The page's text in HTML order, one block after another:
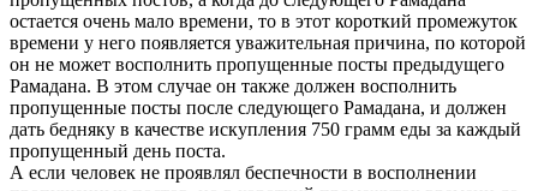
остается очень мало времени, то в этот короткий промежуток
времени у него появляется уважительная причина, по которой
он не может восполнить пропущенные посты предыдущего
Рамадана. В этом случае он также должен восполнить
пропущенные посты после следующего Рамадана, и должен
дать бедняку в качестве искупления 750 грамм еды за каждый
пропущенный день поста.
А если человек не проявлял беспечности в восполнении